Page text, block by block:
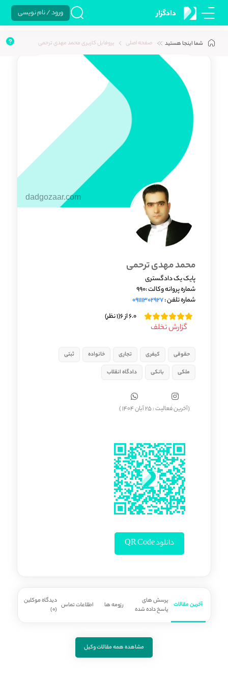
دادگزار ورود / نام نویسی
شما اینجا هستید صفحه اصلی پروفایل کاربری محمد مهدی ترحمی
dadgozaar.com
محمد مهدی ترحمی
پایک یک دادگستری
شماره پروانه وکالت :990
شماره تلفن :09111302927
6.0 از 6
(1 نظر)
گزارش تخلف
حقوقی کیفری تجاری خانواده
ثبتی
ملکی
بانکی دادگاه انقلاب
(آخرین فعالیت : 25 آبان 1404 )
دانلود QR Code
آخرین مقالات
پرسش های
پاسخ داده شده
رزومه ها اطلاعات تماس دیدگاه موکلین
(0)
مشاهده همه مقالات وکیل